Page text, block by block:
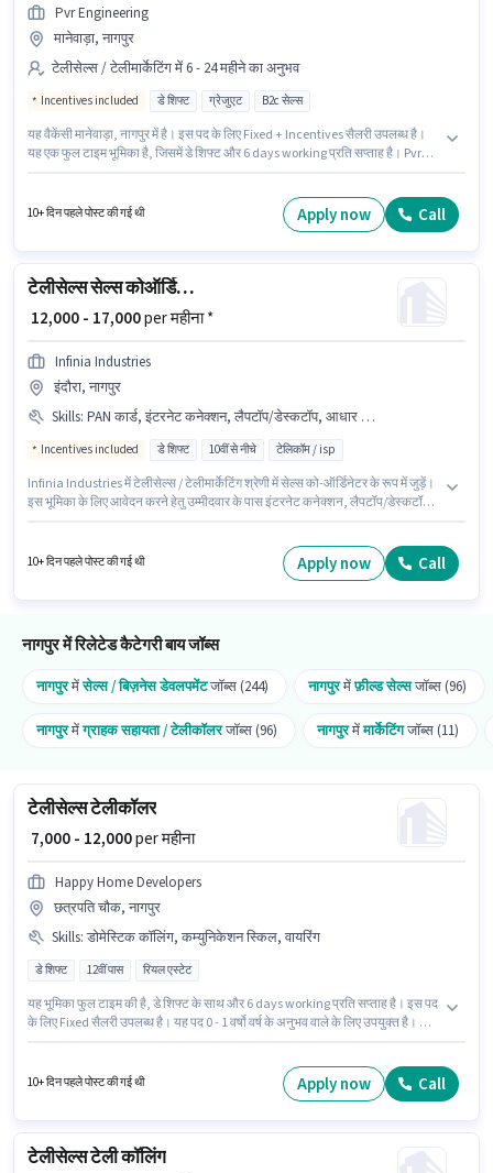
Pvr Engineering
मानेवाड़ा, नागपुर
टेलीसेल्स / टेलीमार्केटिंग में 6 - 24 महीने का अनुभव
Incentives included डे शिफ्ट ग्रेजुएट B2c सेल्स
यह वैकेंसी मानेवाड़ा, नागपुर में है। इस पद के लिए Fixed + Incentives सैलरी उपलब्ध है।
यह एक फुल टाइम भूमिका है, जिसमें डे शिफ्ट और 6 days working प्रति सप्ताह है। Pvr
चाहिए। यह पद 6 - 24 महीने वर्ष के अनुभव वाले के लिए उपयुक्त है। आप प्रति माह ₹10000
10+ दिन पहले पोस्ट की गई थी Apply now Call
टेलीसेल्स सेल्स कोऑर्डिनेटर
₹ 12,000 - 17,000per महीना *
Infinia Industries
इंदौरा, नागपुर
Skills: PAN कार्ड, इंटरनेट कनेक्शन, लैपटॉप/डेस्कटॉप, आधार कार्ड, कंप्यूटर नॉलेज, बैंक अकाउंट, कम्युनिकेशन स्किल, आउटबाउंड/कोल्ड कॉलिंग
Incentives included डे शिफ्ट 10वीं से नीचे टेलिकॉम / isp
Infinia Industries में टेलीसेल्स / टेलीमार्केटिंग श्रेणी में सेल्स को-ऑर्डिनेटर के रूप में जुड़ें।
इस भूमिका के लिए आवेदन करने हेतु उम्मीदवार के पास इंटरनेट कनेक्शन, लैपटॉप/डेस्कटॉप
कम्युनिकेशन स्किल होना अनिवार्य है। 10वीं से नीचे योग्यता वाले उम्मीदवार इस भूमिका के लिए
उपयुक्त हैं। इस भूमिका के लिए महत्वपूर्ण दस्तावेज़ PAN कार्ड, आधार कार्ड, बैंक अकाउंट
10+ दिन पहले पोस्ट की गई थी Apply now Call
नागपुर में रिलेटेड कैटेगरी बाय जॉब्स
नागपुरमेंसेल्स / बिज़नेस डेवलपमेंटजॉब्स (244) नागपुरमेंफ़ील्ड सेल्सजॉब्स (96)
नागपुरमेंग्राहक सहायता / टेलीकॉलरजॉब्स (96) नागपुरमेंमार्केटिंगजॉब्स (11)
टेलीसेल्स टेलीकॉलर
₹ 7,000 - 12,000per महीना
Happy Home Developers
छत्रपति चौक, नागपुर
Skills: डोमेस्टिक कॉलिंग, कम्युनिकेशन स्किल, वायरिंग
डे शिफ्ट 12वीं पास रियल एस्टेट
यह भूमिका फुल टाइम की है, डे शिफ्ट के साथ और 6 days working प्रति सप्ताह है। इस पद
के लिए Fixed सैलरी उपलब्ध है। यह पद 0 - 1 वर्षो वर्ष के अनुभव वाले के लिए उपयुक्त है। आप
12वीं पास डिग्री/सर्टिफिकेट होना अनिवार्य है। यह वैकेंसी छत्रपति चौक, नागपुर में है।
10+ दिन पहले पोस्ट की गई थी Apply now Call
टेलीसेल्स टेली कॉलिंग